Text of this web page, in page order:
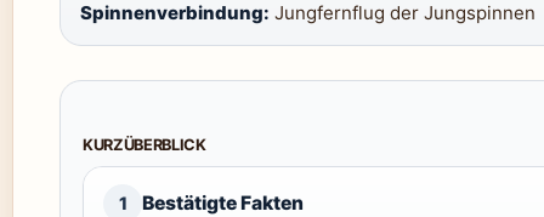
Spinnenverbindung: Jungfernflug der Jungspinnen
KURZÜBERBLICK
1 Bestätigte Fakten